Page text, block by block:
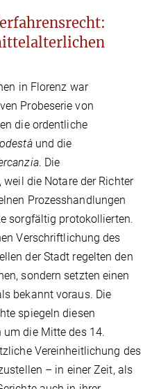
in Florenz war
Probeserie von
die ordentliche
und die
. Die
die Notare der Richter
Prozesshandlungen
sorgfältig protokollierten.
Verschriftlichung des
der Stadt regelten den
sondern setzten einen
bekannt voraus. Die
spiegeln diesen
um die Mitte des 14.
Vereinheitlichung des
– in einer Zeit, als